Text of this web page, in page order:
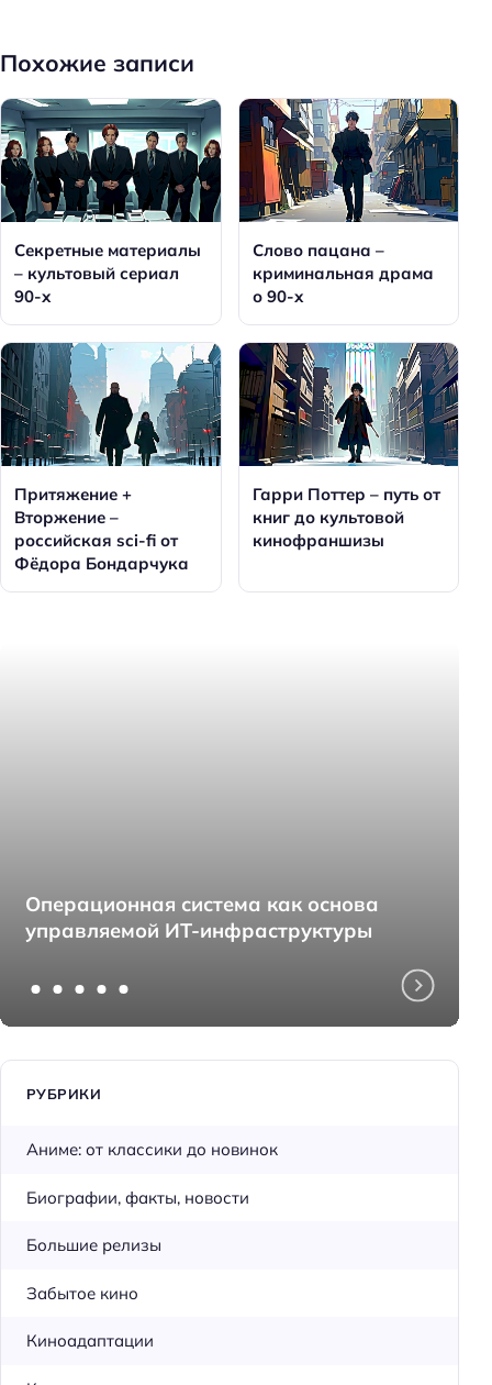
Похожие записи
Секретные материалы
– культовый сериал
90-х
Слово пацана –
криминальная драма
о 90-х
Притяжение +
Вторжение –
российская sci-fi от
Фёдора Бондарчука
Гарри Поттер – путь от
книг до культовой
кинофраншизы
Операционная система как основа
управляемой ИТ-инфраструктуры
РУБРИКИ
Аниме: от классики до новинок
Биографии, факты, новости
Большие релизы
Забытое кино
Киноадаптации